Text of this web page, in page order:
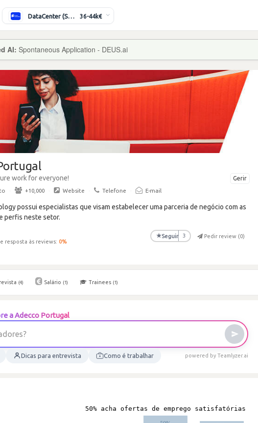
DataCenter (Switching/Routing) Sénior 36-44k€
AI: Spontaneous Application - DEUS.ai
Gerir
work for everyone!
· +10,000 · Website · Telefone · E-mail
possui especialistas que visam estabelecer uma parceria de negócio com as
perfis neste setor.
resposta às reviews: 0%
★Seguir 3 Pedir review (0)
(4) Salário (1) Trainees (1)
a Adecco Portugal
d ores?
Dicas para entrevista Como é trabalhar powered by Teamlyzer.ai